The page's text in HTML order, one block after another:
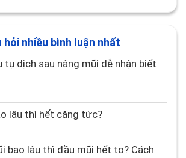
bệnh viện chợ rẫy giá bao nhiêu?
hỏi nhiều bình luận nhất